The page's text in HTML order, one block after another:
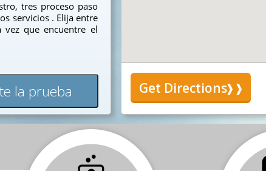
tres proceso paso
servicios . Elija entre
que encuentre el
la prueba Get Directions